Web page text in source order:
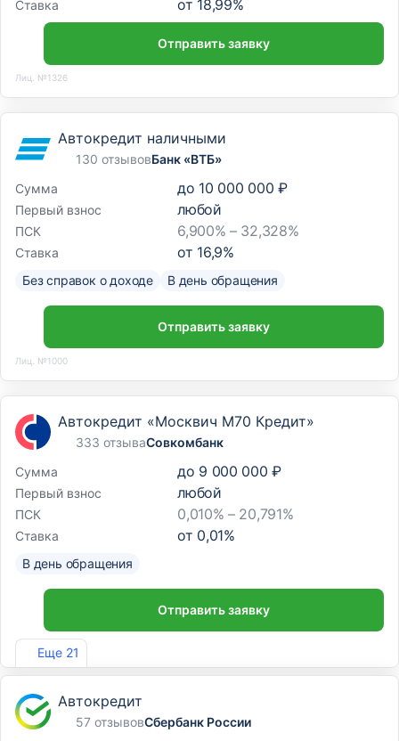
Ставка от 18,99%
Отправить заявку
Лиц. №1326
Автокредит наличными
130 отзывовБанк «ВТБ»
Сумма
до 10 000 000 ₽
Первый взнос любой
ПСК 6,900% – 32,328%
Ставка от 16,9%
Без справок о доходе В день обращения
Отправить заявку
Лиц. №1000
Еще 21
Автокредит «Москвич М70 Кредит»
333 отзываСовкомбанк
Сумма
до 9 000 000 ₽
Первый взнос любой
ПСК 0,010% – 20,791%
Ставка от 0,01%
В день обращения
Отправить заявку
Лиц. №963
Автокредит
57 отзывовСбербанк России